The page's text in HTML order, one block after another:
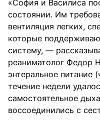
«София и Василиса
состоянии. Им
вентиляция легких,
которые
систему, —
реаниматолог Федор
энтеральное питание
течение недели
самостоятельное
воссоединились с